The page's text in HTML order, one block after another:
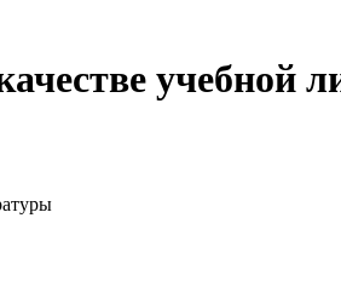
учебной